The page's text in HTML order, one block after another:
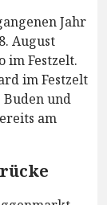
Jahr
August
im Festzelt.
im Festzelt
Buden und
am